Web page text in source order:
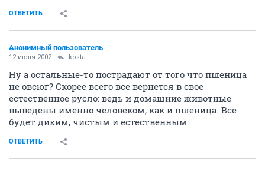
ОТВЕТИТЬ
Анонимный пользователь
12 июля 2002 kosta
Ну а остальные-то пострадают от того что пшеница
не овсюг? Скорее всего все вернется в свое
естественное русло: ведь и домашние животные
выведены именно человеком, как и пшеница. Все
будет диким, чистым и естественным.
ОТВЕТИТЬ